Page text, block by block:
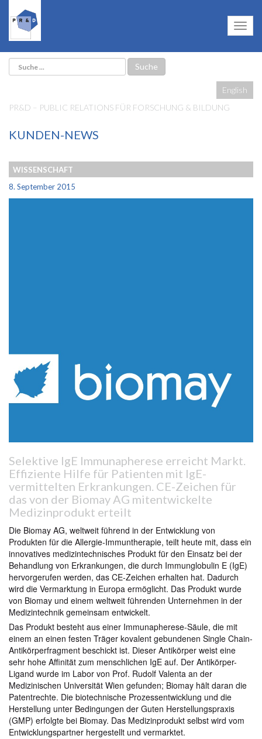
English
PR&D – PUBLIC RELATIONS FÜR FORSCHUNG & BILDUNG
KUNDEN-NEWS
WISSENSCHAFT
8. September 2015
Selektive IgE Immunapherese erreicht Markt.
Effiziente Hilfe für Patienten mit IgE-
vermittelten Erkrankungen. CE-Zeichen für
das von der Biomay AG mitentwickelte
Medizinprodukt erteilt
Die Biomay AG, weltweit führend in der Entwicklung von
Produkten für die Allergie-Immuntherapie, teilt heute mit, dass ein
innovatives medizintechnisches Produkt für den Einsatz bei der
Behandlung von Erkrankungen, die durch Immunglobulin E (IgE)
hervorgerufen werden, das CE-Zeichen erhalten hat. Dadurch
wird die Vermarktung in Europa ermöglicht. Das Produkt wurde
von Biomay und einem weltweit führenden Unternehmen in der
Medizintechnik gemeinsam entwickelt.
Das Produkt besteht aus einer Immunapherese-Säule, die mit
einem an einen festen Träger kovalent gebundenen Single Chain-
Antikörperfragment beschickt ist. Dieser Antikörper weist eine
sehr hohe Affinität zum menschlichen IgE auf. Der Antikörper-
Ligand wurde im Labor von Prof. Rudolf Valenta an der
Medizinischen Universität Wien gefunden; Biomay hält daran die
Patentrechte. Die biotechnische Prozessentwicklung und die
Herstellung unter Bedingungen der Guten Herstellungspraxis
(GMP) erfolgte bei Biomay. Das Medizinprodukt selbst wird vom
Entwicklungspartner hergestellt und vermarktet.